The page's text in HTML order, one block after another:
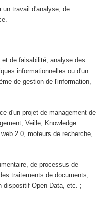
un travail d'analyse, de
de faisabilité, analyse des
informationnelles ou d'un
de gestion de l'information,
d'un projet de management de
Veille, Knowledge
2.0, moteurs de recherche,
de processus de
traitements de documents,
dispositif Open Data, etc. ;